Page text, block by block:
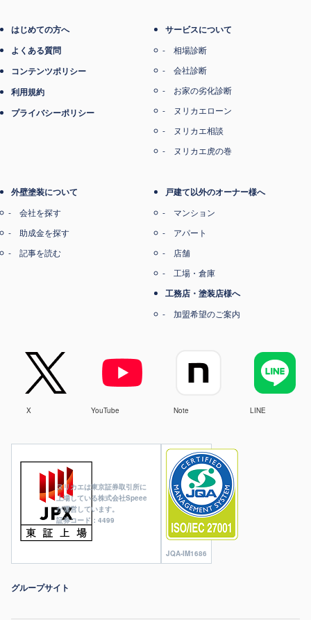
ヌリカエは東京証券取引所に
上場している株式会社Speee
が運営しています。
証券コード：4499
JQA-IM1686
はじめての方へ
よくある質問
コンテンツポリシー
利用規約
プライバシーポリシー
サービスについて
相場診断
会社診断
お家の劣化診断
ヌリカエローン
ヌリカエ相談
ヌリカエ虎の巻
外壁塗装について
会社を探す
助成金を探す
記事を読む
戸建て以外のオーナー様へ
マンション
アパート
店舗
工場・倉庫
工務店・塗装店様へ
加盟希望のご案内
X YouTube Note LINE
グループサイト